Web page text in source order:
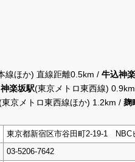
線ほか) 直線距離0.5km / 牛込神
神楽坂駅(東京メトロ東西線)
東京メトロ東西線ほか) 1.2km / 麹
東京都新宿区市谷田町2-19-1 NBC
03-5206-7642